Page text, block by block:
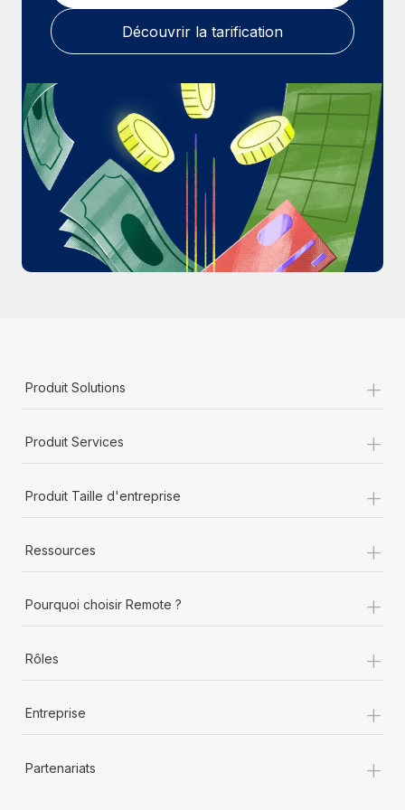
En savoir plus
Découvrir la tarification
Produit Solutions +
Produit Services +
Produit Taille d'entreprise +
Ressources +
Pourquoi choisir Remote ? +
Rôles +
Entreprise +
Partenariats +